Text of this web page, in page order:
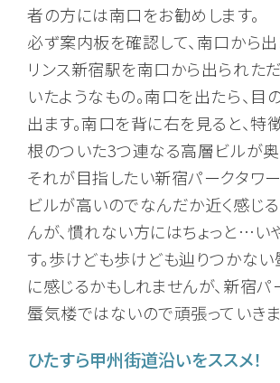
者の方には南口をお勧めします。
必ず案内板を確認して、南口から出
リンス新宿駅を南口から出られた
いたようなもの。南口を出たら、目
出ます。南口を背に右を見ると、
根のついた3つ連なる高層ビルが奥
それが目指したい新宿パークタワー
ビルが高いのでなんだか近く感じ
んが、慣れない方にはちょっと…い
す。歩けども歩けども辿りつかな
に感じるかもしれませんが、新宿パ
蜃気楼ではないので頑張っていきま
ひたすら甲州街道沿いをススメ！